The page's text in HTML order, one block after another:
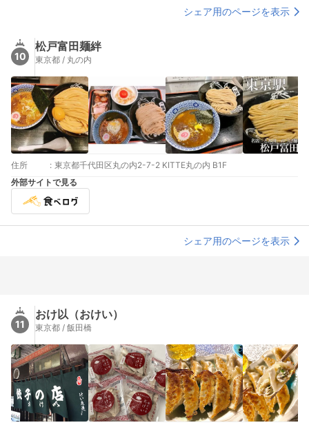
シェア用のページを表示
10
松戸富田麺絆
東京都 / 丸の内
住所 : 東京都千代田区丸の内2-7-2 KITTE丸の内 B1F
外部サイトで見る
シェア用のページを表示
11
おけ以（おけい）
東京都 / 飯田橋